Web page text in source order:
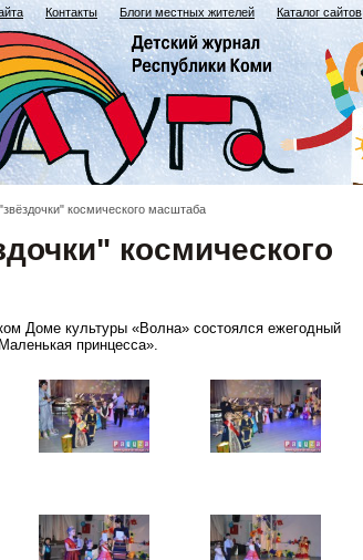
Контакты Блоги местных жителей Каталог сайтов
космического масштаба
космического
Доме культуры «Волна» состоялся ежегодный
принцесса».